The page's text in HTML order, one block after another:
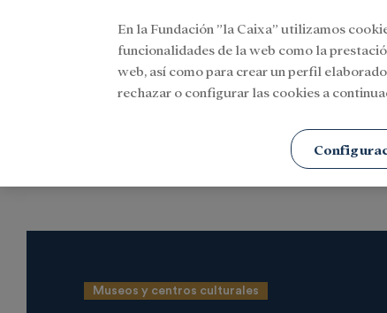
Museos y centros culturales
En la Fundación ”la Caixa” utilizamos
funcionalidades de la web como la
web, así como para crear un perfil
rechazar o configurar las cookies a